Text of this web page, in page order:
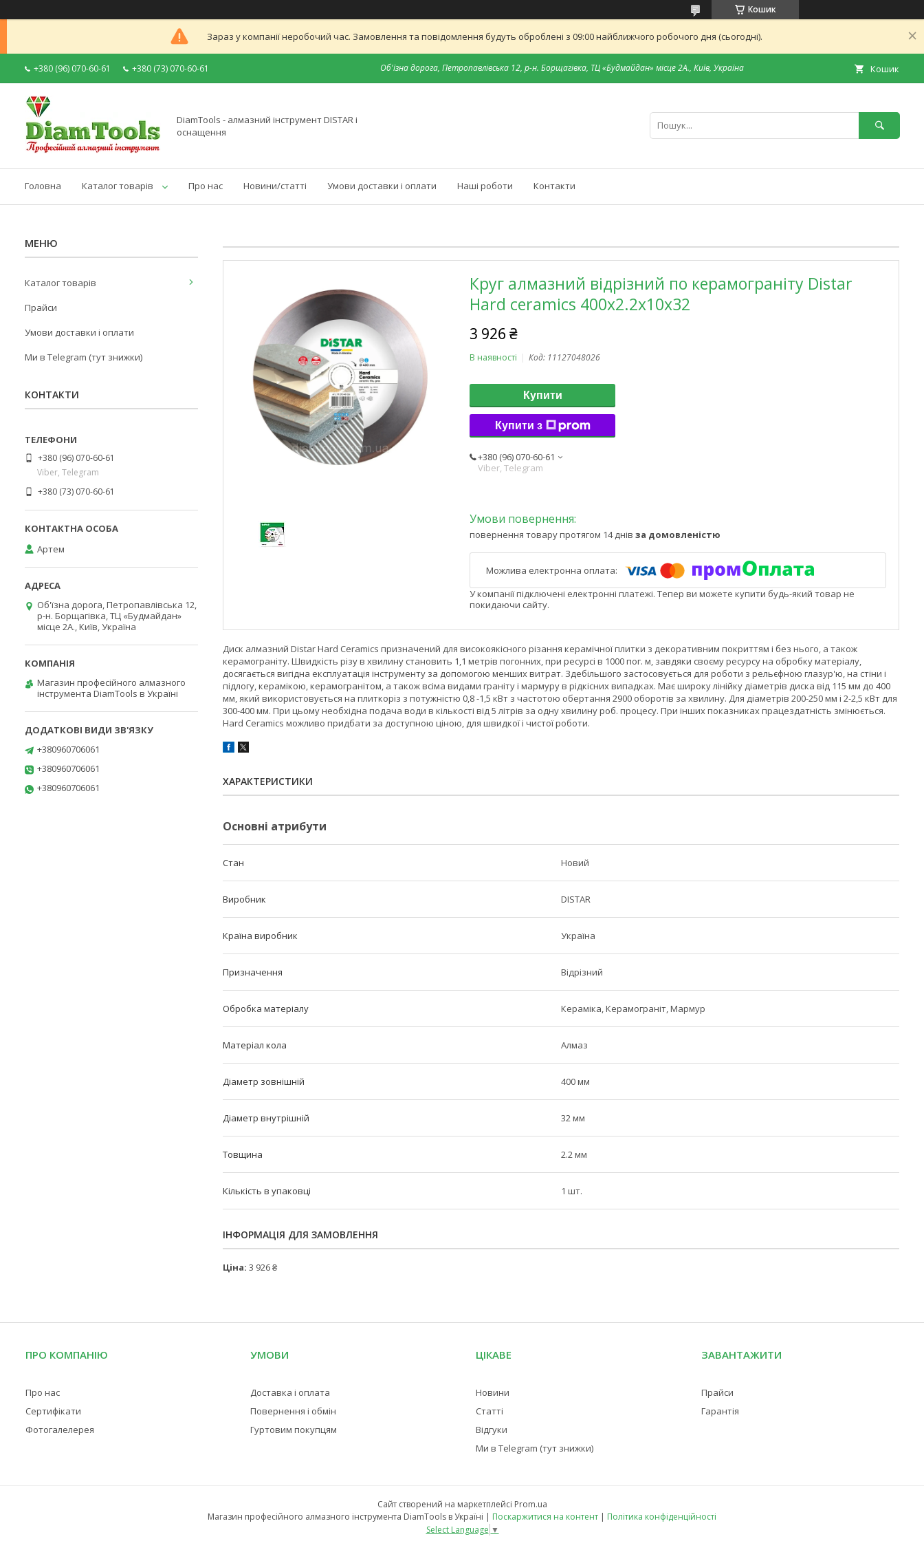
Кошик
Зараз у компанії неробочий час. Замовлення та повідомлення будуть оброблені з 09:00 найближчого робочого дня (сьогодні).
+380 (96) 070-60-61 +380 (73) 070-60-61 Об'їзна дорога, Петропавлівська 12, р-н. Борщагівка, ТЦ «Будмайдан» місце 2А., Київ, Україна Кошик
DiamTools - алмазний інструмент DISTAR і
оснащення
Головна Каталог товарів Про нас Новини/статті Умови доставки і оплати Наші роботи Контакти
Круг алмазний відрізний по керамограніту Distar
Hard ceramics 400x2.2x10x32
3 926 ₴
В наявності Код: 11127048026
Купити
Купити з
+380 (96) 070-60-61
Viber, Telegram
повернення товару протягом 14 днів за домовленістю
У компанії підключені електронні платежі. Тепер ви можете купити будь-який товар не
покидаючи сайту.
Диск алмазний Distar Hard Ceramics призначений для високоякісного різання керамічної плитки з декоративним покриттям і без нього, а також
керамограніту. Швидкість різу в хвилину становить 1,1 метрів погонних, при ресурсі в 1000 пог. м, завдяки своєму ресурсу на обробку матеріалу,
досягається вигідна експлуатація інструменту за допомогою менших витрат. Здебільшого застосовується для роботи з рельєфною глазур'ю, на стіни і
підлогу, керамікою, керамогранітом, а також всіма видами граніту і мармуру в рідкісних випадках. Має широку лінійку діаметрів диска від 115 мм до 400
мм, який використовується на плиткоріз з потужністю 0,8 -1,5 кВт з частотою обертання 2900 оборотів за хвилину. Для діаметрів 200-250 мм і 2-2,5 кВт для
300-400 мм. При цьому необхідна подача води в кількості від 5 літрів за одну хвилину роб. процесу. При інших показниках працездатність змінюється.
Hard Ceramics можливо придбати за доступною ціною, для швидкої і чистої роботи.
ХАРАКТЕРИСТИКИ
Основні атрибути
Стан Новий
Виробник DISTAR
Країна виробник Україна
Призначення Відрізний
Обробка матеріалу Кераміка, Керамограніт, Мармур
Матеріал кола Алмаз
Діаметр зовнішній 400 мм
Діаметр внутрішній 32 мм
Товщина 2.2 мм
Кількість в упаковці 1 шт.
ІНФОРМАЦІЯ ДЛЯ ЗАМОВЛЕННЯ
Ціна: 3 926 ₴
Каталог товарів
Прайси
Умови доставки і оплати
Ми в Telegram (тут знижки)
КОНТАКТИ
+380 (96) 070-60-61
Viber, Telegram
+380 (73) 070-60-61
Артем
Об'їзна дорога, Петропавлівська 12,
р-н. Борщагівка, ТЦ «Будмайдан»
місце 2А., Київ, Україна
Магазин професійного алмазного
інструмента DiamTools в Україні
+380960706061
+380960706061
+380960706061
ПРО КОМПАНІЮ
Про нас
Сертифікати
Фотогалелерея
УМОВИ
Доставка і оплата
Повернення і обмін
Гуртовим покупцям
ЦІКАВЕ
Новини
Статті
Відгуки
Ми в Telegram (тут знижки)
ЗАВАНТАЖИТИ
Прайси
Гарантія
Сайт створений на маркетплейсі Prom.ua
Магазин професійного алмазного інструмента DiamTools в Україні | Поскаржитися на контент | Політика конфіденційності
Select Language ▼